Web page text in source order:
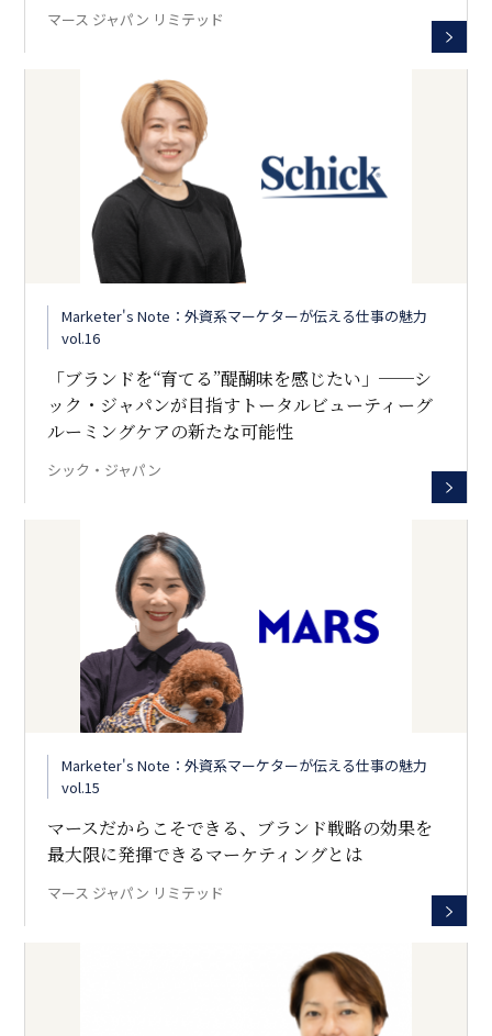
マース ジャパン リミテッド
Marketer's Note：外資系マーケターが伝える仕事の魅力
vol.16
「ブランドを“育てる”醍醐味を感じたい」──シ
ック・ジャパンが目指すトータルビューティーグ
ルーミングケアの新たな可能性
シック・ジャパン
Marketer's Note：外資系マーケターが伝える仕事の魅力
vol.15
マースだからこそできる、ブランド戦略の効果を
最大限に発揮できるマーケティングとは
マース ジャパン リミテッド